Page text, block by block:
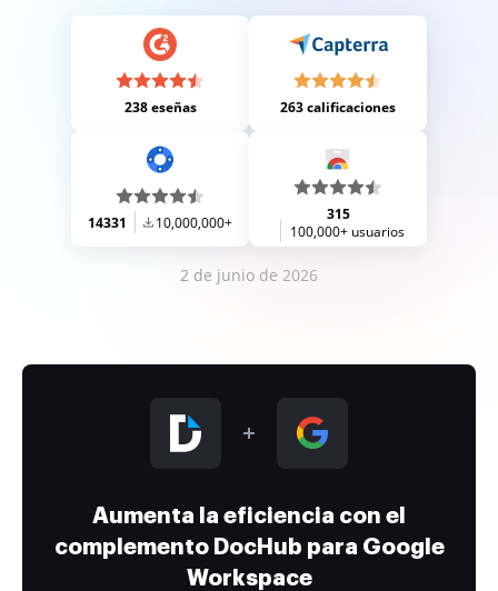
238 eseñas 263 calificaciones
14331 10,000,000+
315
100,000+ usuarios
2 de junio de 2026
Aumenta la eficiencia con el
complemento DocHub para Google
Workspace